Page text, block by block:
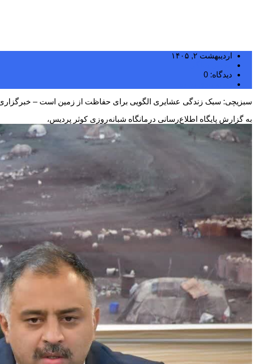
اردیبهشت ۲, ۱۴۰۵
دیدگاه: 0
سبزیچی: سبک زندگی عشایری الگویی برای حفاظت از زمین است – خبرگزاری
به گزارش پایگاه اطلاع‌رسانی درمانگاه شبانه‌روزی کوثر پردیس،